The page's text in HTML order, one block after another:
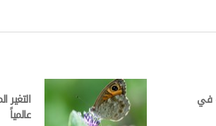
في
التغير
عالمياً